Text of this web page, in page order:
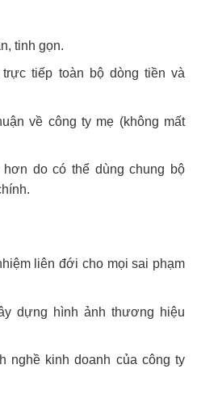
tinh gọn.
tiếp toàn bộ dòng tiền và
về công ty mẹ (không mất
do có thể dùng chung bộ
liên đới cho mọi sai phạm
dựng hình ảnh thương hiệu
nghề kinh doanh của công ty